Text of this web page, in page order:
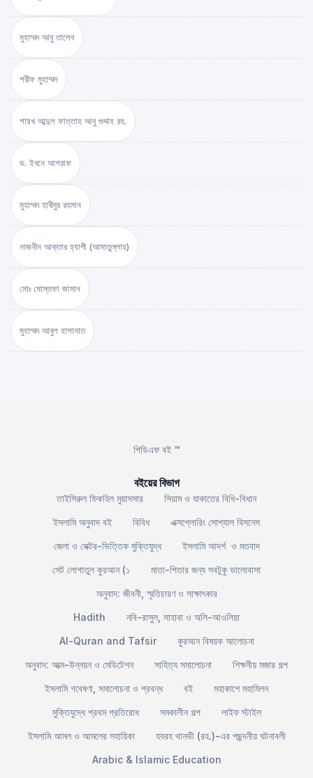
মুহাম্মদ আবু তালেব
শরীফ মুহাম্মদ
শায়খ আব্দুল ফাত্তাহ আবু গুদ্দাহ রহ.
ড. ইবনে আশরাফ
মুহাম্মদ হাবীবুর রহমান
নাজনীন আক্তার হ্যাপী (আমাতুল্লাহ)
মোঃ মোস্তফা জামান
মুহাম্মদ আবুল হাসানাত
পিডিএফ বই ™
বইয়ের বিভাগ
তাইসিরুল ফিকহিল মুয়াসসার
সিয়াম ও যাকাতের বিধি-বিধান
ইসলামি অনুবাদ বই
বিবিধ
এক্সপ্লোরিং সোশ্যাল বিসনেস
জেলা ও সেক্টর-ভিত্তিক মুক্তিযুদ্ধ
ইসলামি আদর্শ ও মতবাদ
সেট লোগাতুল কুরআন (১
মাতা-পিতার জন্য সবটুকু ভালোবাসা
অনুবাদ: জীবনী, স্মৃতিচারণ ও সাক্ষাৎকার
Hadith
নবি-রাসুল, সাহাবা ও অলি-আওলিয়া
Al-Quran and Tafsir
কুরআন বিষয়ক আলোচনা
অনুবাদ: আত্ম-উন্নয়ন ও মেডিটেশন
সাহিত্য সমালোচনা
শিক্ষনীয় মজার গল্প
ইসলামি গবেষণা, সমালোচনা ও প্রবন্ধ
বই
মহাকাশে মহামিলন
মুক্তিযুদ্ধে প্রথম প্রতিরোধ
সমকালীন গল্প
লাইফ স্টাইল
ইসলামি আমল ও আমলের সহায়িকা
হযরহ থানভী (রহ.)-এর পছন্দনীয় ঘটনাবলী
Arabic & Islamic Education